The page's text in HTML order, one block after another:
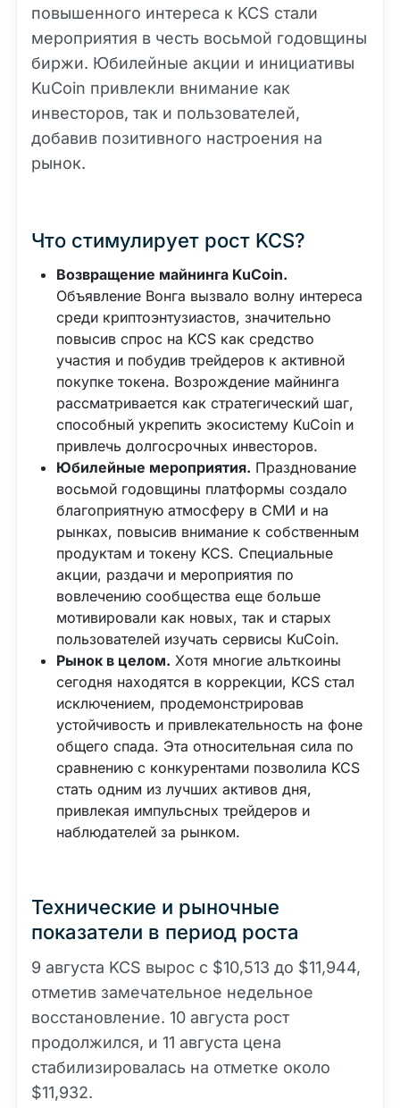
повышенного интереса к KCS стали
мероприятия в честь восьмой годовщины
биржи. Юбилейные акции и инициативы
KuCoin привлекли внимание как
инвесторов, так и пользователей,
добавив позитивного настроения на
рынок.
Что стимулирует рост KCS?
Возвращение майнинга KuCoin.
Объявление Вонга вызвало волну интереса
среди криптоэнтузиастов, значительно
повысив спрос на KCS как средство
участия и побудив трейдеров к активной
покупке токена. Возрождение майнинга
рассматривается как стратегический шаг,
способный укрепить экосистему KuCoin и
привлечь долгосрочных инвесторов.
Юбилейные мероприятия. Празднование
восьмой годовщины платформы создало
благоприятную атмосферу в СМИ и на
рынках, повысив внимание к собственным
продуктам и токену KCS. Специальные
акции, раздачи и мероприятия по
вовлечению сообщества еще больше
мотивировали как новых, так и старых
пользователей изучать сервисы KuCoin.
Рынок в целом. Хотя многие альткоины
сегодня находятся в коррекции, KCS стал
исключением, продемонстрировав
устойчивость и привлекательность на фоне
общего спада. Эта относительная сила по
сравнению с конкурентами позволила KCS
стать одним из лучших активов дня,
привлекая импульсных трейдеров и
наблюдателей за рынком.
Технические и рыночные
показатели в период роста
9 августа KCS вырос с $10,513 до $11,944,
отметив замечательное недельное
восстановление. 10 августа рост
продолжился, и 11 августа цена
стабилизировалась на отметке около
$11,932.